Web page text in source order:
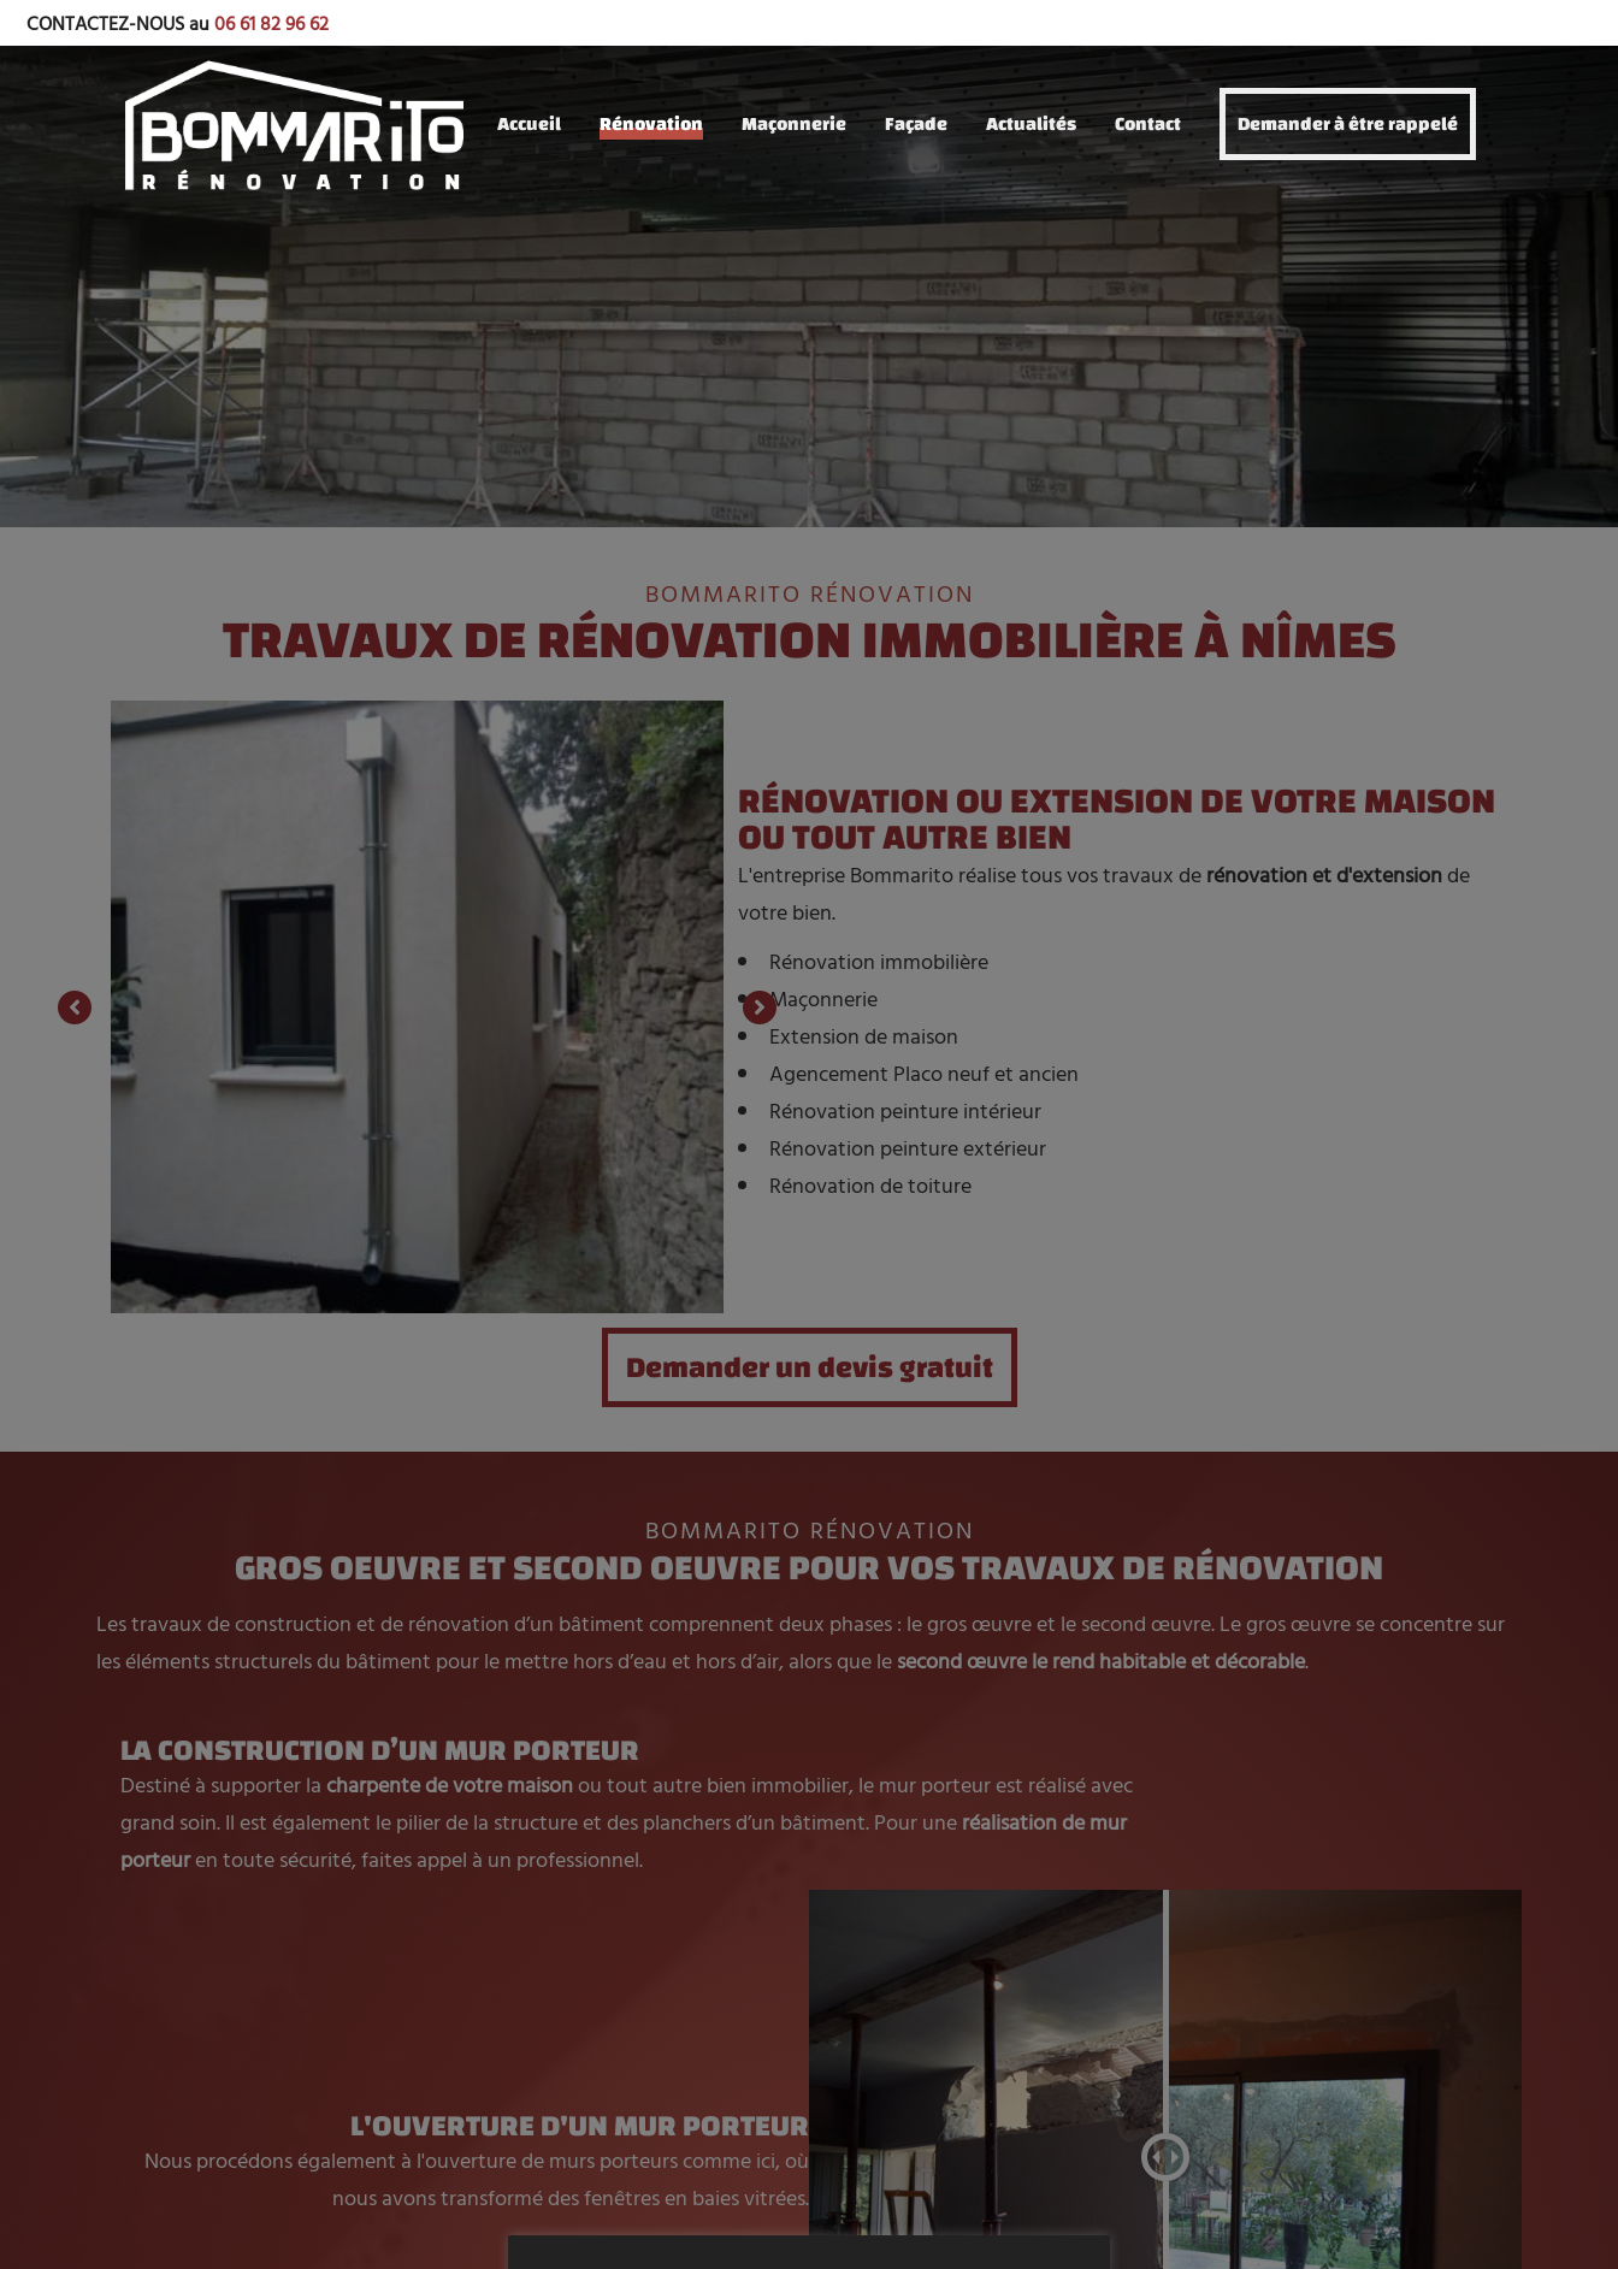
CONTACTEZ-NOUS au06 61 82 96 62
Accueil Rénovation Maçonnerie Façade Actualités Contact Demander à être rappelé
BOMMARITO RÉNOVATION
TRAVAUX DE RÉNOVATION IMMOBILIÈRE À NÎMES
RÉNOVATION OU EXTENSION DE VOTRE MAISON
OU TOUT AUTRE BIEN
L'entreprise Bommarito réalise tous vos travaux derénovation et d'extensionde
votre bien.
Rénovation immobilière
Maçonnerie
Extension de maison
Agencement Placo neuf et ancien
Rénovation peinture intérieur
Rénovation peinture extérieur
Rénovation de toiture
Demander un devis gratuit
BOMMARITO RÉNOVATION
GROS OEUVRE ET SECOND OEUVRE POUR VOS TRAVAUX DE RÉNOVATION
Les travaux de construction et de rénovation d’un bâtiment comprennent deux phases : le gros œuvre et le second œuvre. Le gros œuvre se concentre sur
les éléments structurels du bâtiment pour le mettre hors d’eau et hors d’air, alors que lesecond œuvre le rend habitable et décorable.
LA CONSTRUCTION D’UN MUR PORTEUR
Destiné à supporter la charpente de votre maisonou tout autre bien immobilier, le mur porteur est réalisé avec
grand soin. Il est également le pilier de la structure et des planchers d’un bâtiment. Pour uneréalisation de mur
porteuren toute sécurité, faites appel à un professionnel.
L'OUVERTURE D'UN MUR PORTEUR
Nous procédons également à l'ouverture de murs porteurs comme ici, où
nous avons transformé des fenêtres en baies vitrées.